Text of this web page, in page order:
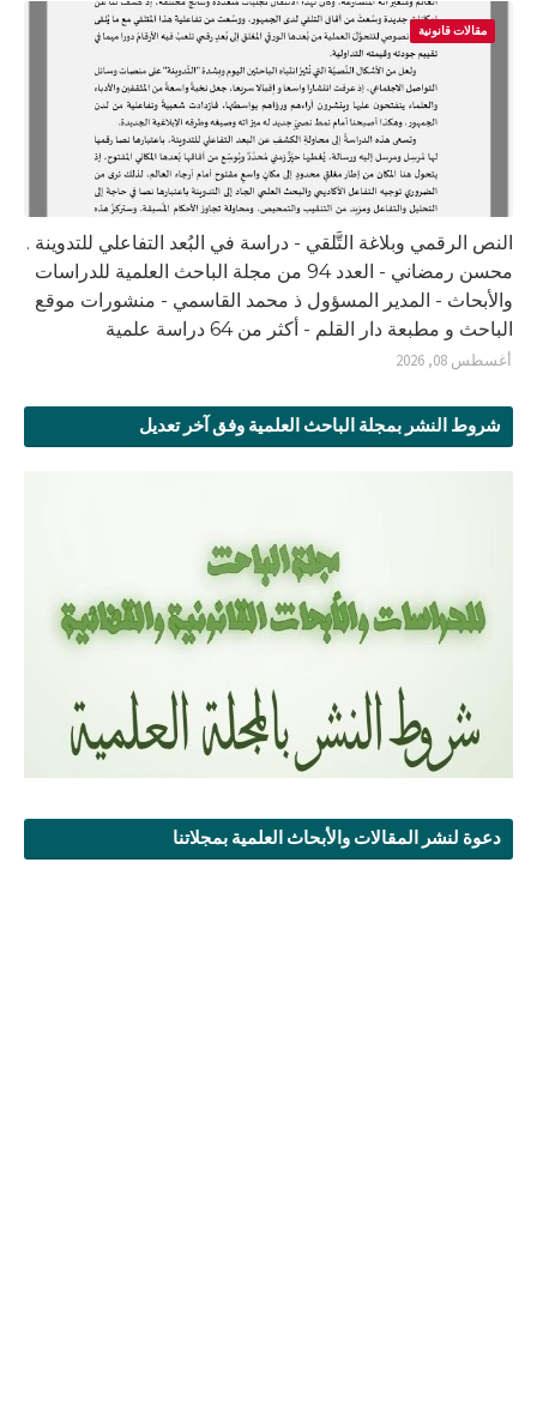
مقالات قانونية
النص الرقمي وبلاغة التَّلقي - دراسة في البُعد التفاعلي للتدوينة .
محسن رمضاني - العدد 94 من مجلة الباحث العلمية للدراسات
والأبحاث - المدير المسؤول ذ محمد القاسمي - منشورات موقع
الباحث و مطبعة دار القلم - أكثر من 64 دراسة علمية
أغسطس 08, 2026
شروط النشر بمجلة الباحث العلمية وفق آخر تعديل
دعوة لنشر المقالات والأبحاث العلمية بمجلاتنا